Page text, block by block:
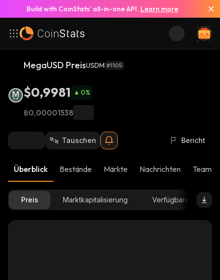
Build with CoinStats’ all-in-one API. Learn more
MegaUSD PreisUSDM #1105
$0,9981 0%
฿0,00001538
Tauschen Bericht
Überblick Bestände Märkte Nachrichten Team-
Preis Marktkapitalisierung Verfügbare Menge